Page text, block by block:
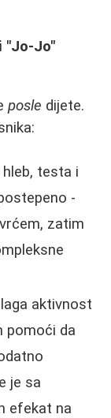
"Jo-Jo"
posle dijete.
testa i
-
zatim
aktivnost
pomoći da
je sa
efekat na